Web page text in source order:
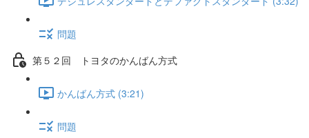
問題
第５２回 トヨタのかんばん方式
かんばん方式 (3:21)
問題